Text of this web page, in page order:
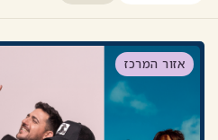
אזור המרכז